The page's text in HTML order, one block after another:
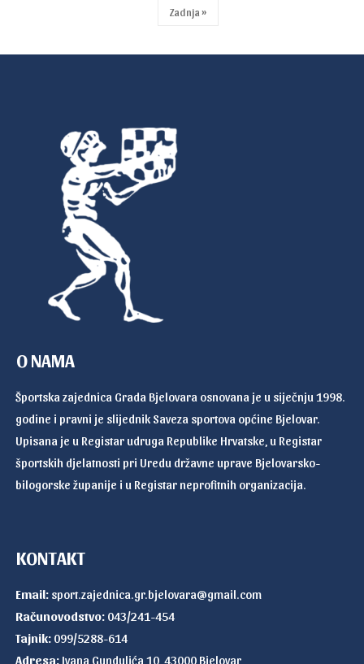
Zadnja »
O NAMA
Športska zajednica Grada Bjelovara osnovana je u siječnju 1998.
godine i pravni je slijednik Saveza sportova općine Bjelovar.
Upisana je u Registar udruga Republike Hrvatske, u Registar
športskih djelatnosti pri Uredu državne uprave Bjelovarsko-
bilogorske županije i u Registar neprofitnih organizacija.
KONTAKT
Email: sport.zajednica.gr.bjelovara@gmail.com
Računovodstvo: 043/241-454
Tajnik: 099/5288-614
Adresa: Ivana Gundulića 10, 43000 Bjelovar